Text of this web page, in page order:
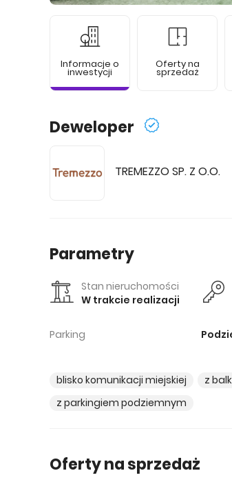
Informacje o
inwestycji
Oferty na
sprzedaż
Deweloper
TREMEZZO SP. Z O.O.
Parametry
Stan nieruchomości
W trakcie realizacji
Parking
blisko komunikacji miejskiej z
z parkingiem podziemnym
Oferty na sprzedaż